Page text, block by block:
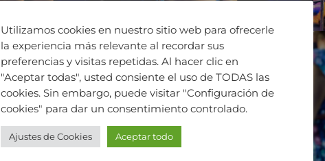
Utilizamos cookies en nuestro sitio web para ofrecerle
la experiencia más relevante al recordar sus
preferencias y visitas repetidas. Al hacer clic en
"Aceptar todas", usted consiente el uso de TODAS las
cookies. Sin embargo, puede visitar "Configuración de
cookies" para dar un consentimiento controlado.
Ajustes de Cookies Aceptar todo